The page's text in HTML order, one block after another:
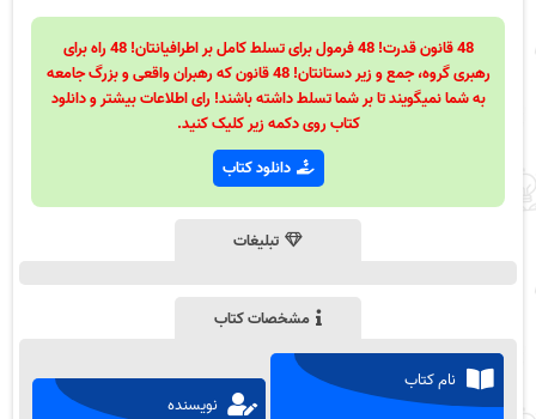
48 قانون قدرت! 48 فرمول برای تسلط کامل بر اطرافیانتان! 48 راه برای
رهبری گروه، جمع و زیر دستانتان! 48 قانون که رهبران واقعی و بزرگ جامعه
به شما نمیگویند تا بر شما تسلط داشته باشند! رای اطلاعات بیشتر و دانلود
کتاب روی دکمه زیر کلیک کنید.
دانلود کتاب
تبلیغات
مشخصات کتاب
نام کتاب
نویسنده